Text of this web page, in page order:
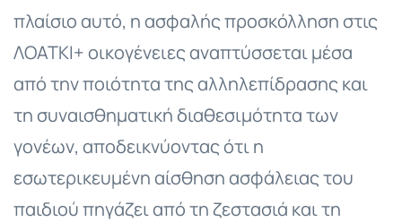
πλαίσιο αυτό, η ασφαλής προσκόλληση στις
ΛΟΑΤΚΙ+ οικογένειες αναπτύσσεται μέσα
από την ποιότητα της αλληλεπίδρασης και
τη συναισθηματική διαθεσιμότητα των
γονέων, αποδεικνύοντας ότι η
εσωτερικευμένη αίσθηση ασφάλειας του
παιδιού πηγάζει από τη ζεστασιά και τη